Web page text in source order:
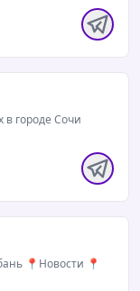
полностью
октября по
по
в городе Сочи
📍